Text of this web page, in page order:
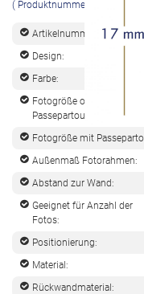
( Produktnummer:
Artikelnummer:
Design:
Farbe:
Fotogröße ohne
Passepartout:
Fotogröße mit
Außenmaß Fotorahmen:
Abstand zur Wand:
Geeignet für Anzahl der
Fotos:
Positionierung:
Material:
Rückwandmaterial: